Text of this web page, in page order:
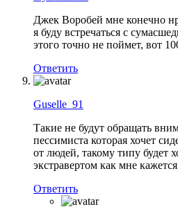
Джек Воробей мне конечно
я буду встречаться с
этого точно не поймет, вот
Ответить
Guselle_91
Такие не будут обращать
пессимиста которая хочет
от людей, такому типу будет
экстравертом как мне
Ответить